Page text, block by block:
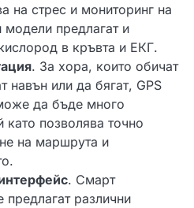
на стрес и мониторинг на
предлагат и
в кръвта и ЕКГ.
. За хора, които обичат
навън или да бягат, GPS
да бъде много
като позволява точно
на маршрута и
. Смарт
предлагат различни